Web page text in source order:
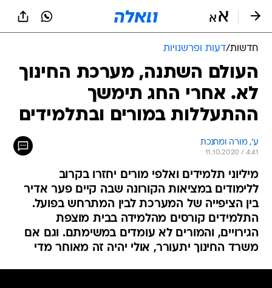
חדשות/דעות ופרשנויות
העולם השתנה, מערכת החינוך
לא. אחרי החג תימשך
ההתעללות במורים ובתלמידים
ע', מורה ומחנכת
11.10.2020 / 4:41
מיליוני תלמידים ואלפי מורים יחזרו בקרוב
ללימודים במציאות הקורונה שבה קיים פער אדיר
בין הציפייה של המערכת לבין המתרחש בפועל.
התלמידים קורסים מהלמידה בבית מוצפת
הגירויים, והמורים לא עומדים במשימתם. וגם אם
משרד החינוך יתעורר, אולי יהיה זה מאוחר מדי